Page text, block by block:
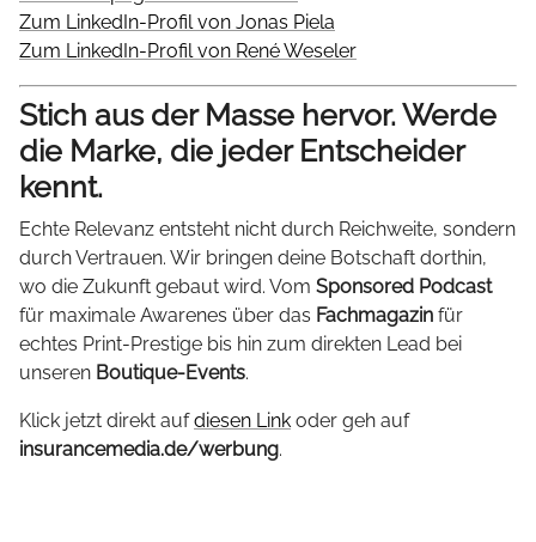
Zum LinkedIn-Profil von Jonas Piela
Zum LinkedIn-Profil von René Weseler
Stich aus der Masse hervor. Werde
die Marke, die jeder Entscheider
kennt.
Echte Relevanz entsteht nicht durch Reichweite, sondern
durch Vertrauen. Wir bringen deine Botschaft dorthin,
wo die Zukunft gebaut wird. Vom Sponsored Podcast
für maximale Awarenes über das Fachmagazin für
echtes Print-Prestige bis hin zum direkten Lead bei
unseren Boutique-Events.
Klick jetzt direkt aufdiesen Link oder geh auf
insurancemedia.de/werbung.